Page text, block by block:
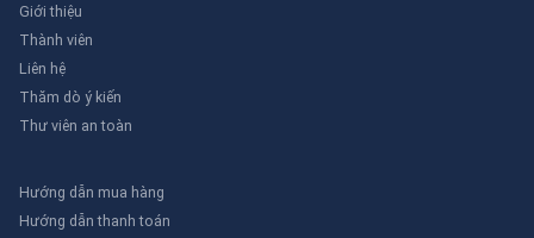
Giới thiệu
Thành viên
Liên hệ
Thăm dò ý kiến
Thư viên an toàn
Hướng dẫn mua hàng
Hướng dẫn thanh toán